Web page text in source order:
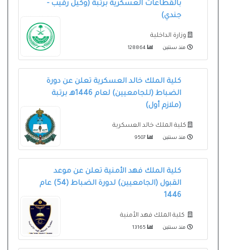
بالقطاعات العسكرية برتبة (وكيل رقيب -
جندي)
وزارة الداخلية
منذ سنتين
كلية الملك خالد العسكرية تعلن عن دورة
الضباط (للجامعيين) لعام 1446هـ برتبة
(ملازم أول)
كلية الملك خالد العسكرية
منذ سنتين
كلية الملك فهد الأمنية تعلن عن موعد
القبول (الجامعيين) لدورة الضباط (54) عام
1446
كلية الملك فهد الأمنية
منذ سنتين